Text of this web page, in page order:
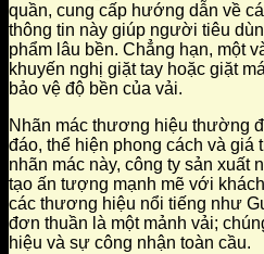
quần, cung cấp hướng dẫn về
thông tin này giúp người tiêu
phẩm lâu bền. Chẳng hạn, một
khuyến nghị giặt tay hoặc giặt
bảo vệ độ bền của vải.
Nhãn mác thương hiệu thường
đáo, thể hiện phong cách và
nhãn mác này, công ty sản xuất
tạo ấn tượng mạnh mẽ với
các thương hiệu nổi tiếng như
đơn thuần là một mảnh vải;
hiệu và sự công nhận toàn cầu.